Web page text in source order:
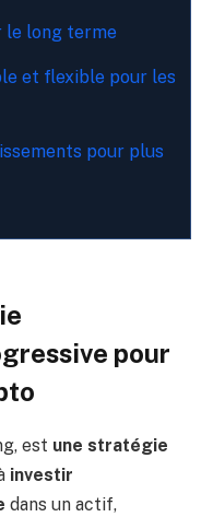
le long terme
et flexible pour les
pour plus
pour
est une stratégie
investir
dans un actif,